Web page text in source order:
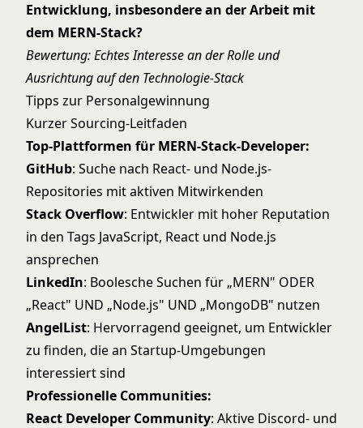
Entwicklung, insbesondere an der Arbeit mit
dem MERN-Stack?
Bewertung: Echtes Interesse an der Rolle und
Ausrichtung auf den Technologie-Stack
Tipps zur Personalgewinnung
Kurzer Sourcing-Leitfaden
Top-Plattformen für MERN-Stack-Developer:
GitHub: Suche nach React- und Node.js-
Repositories mit aktiven Mitwirkenden
Stack Overflow: Entwickler mit hoher Reputation
in den Tags JavaScript, React und Node.js
ansprechen
LinkedIn: Boolesche Suchen für „MERN" ODER
„React" UND „Node.js" UND „MongoDB" nutzen
AngelList: Hervorragend geeignet, um Entwickler
zu finden, die an Startup-Umgebungen
interessiert sind
Professionelle Communities:
React Developer Community: Aktive Discord- und